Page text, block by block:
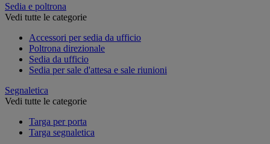
Sedia e poltrona
Vedi tutte le categorie
Accessori per sedia da ufficio
Poltrona direzionale
Sedia da ufficio
Sedia per sale d'attesa e sale riunioni
Segnaletica
Vedi tutte le categorie
Targa per porta
Targa segnaletica